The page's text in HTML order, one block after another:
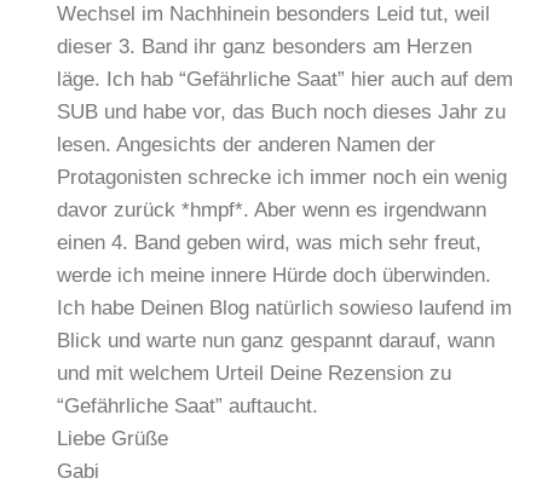
Wechsel im Nachhinein besonders Leid tut, weil
dieser 3. Band ihr ganz besonders am Herzen
läge. Ich hab “Gefährliche Saat” hier auch auf dem
SUB und habe vor, das Buch noch dieses Jahr zu
lesen. Angesichts der anderen Namen der
Protagonisten schrecke ich immer noch ein wenig
davor zurück *hmpf*. Aber wenn es irgendwann
einen 4. Band geben wird, was mich sehr freut,
werde ich meine innere Hürde doch überwinden.
Ich habe Deinen Blog natürlich sowieso laufend im
Blick und warte nun ganz gespannt darauf, wann
und mit welchem Urteil Deine Rezension zu
“Gefährliche Saat” auftaucht.
Liebe Grüße
Gabi